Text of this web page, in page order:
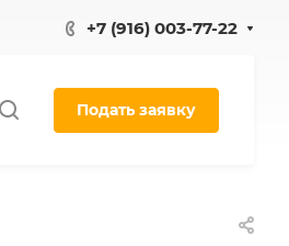
+7 (916) 003-77-22
Подать заявку